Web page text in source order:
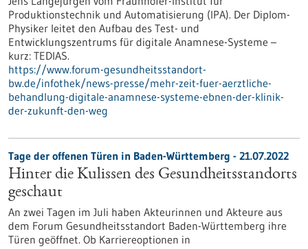
Produktionstechnik und Automatisierung (IPA). Der Diplom-
Physiker leitet den Aufbau des Test- und
Entwicklungszentrums für digitale Anamnese-Systeme –
kurz: TEDIAS.
https://www.forum-gesundheitsstandort-
bw.de/infothek/news-presse/mehr-zeit-fuer-aerztliche-
behandlung-digitale-anamnese-systeme-ebnen-der-klinik-
der-zukunft-den-weg
Tage der offenen Türen in Baden-Württemberg - 21.07.2022
Hinter die Kulissen des Gesundheitsstandorts
geschaut
An zwei Tagen im Juli haben Akteurinnen und Akteure aus
dem Forum Gesundheitsstandort Baden-Württemberg ihre
Türen geöffnet. Ob Karriereoptionen in